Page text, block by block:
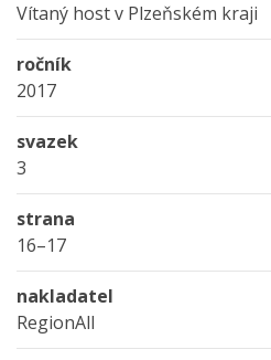
Vítaný host v Plzeňském kraji
ročník
2017
svazek
3
strana
16–17
nakladatel
RegionAll